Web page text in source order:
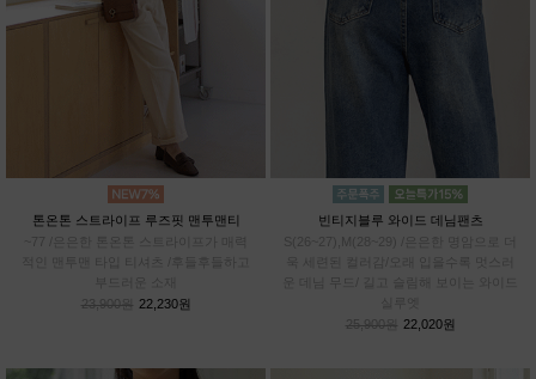
톤온톤 스트라이프 루즈핏 맨투맨티
~77 /은은한 톤온톤 스트라이프가 매력
적인 맨투맨 타입 티셔츠 /후들후들하고
부드러운 소재
23,900원 22,230원
빈티지블루 와이드 데님팬츠
S(26~27),M(28~29) /은은한 명암으로 더
욱 세련된 컬러감/오래 입을수록 멋스러
실루엣
25,900원 22,020원